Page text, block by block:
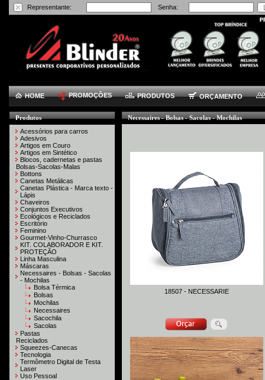
Representante: Senha:
HOME PROMOÇÕES PRODUTOS ORÇAMENTO
Produtos
Acessórios para carros
Adesivos
Artigos em Couro
Artigos em Sintético
Blocos, cadernetas e pastas
Bolsas-Sacolas-Malas
Bottons
Canetas Metálicas
Canetas Plástica - Marca texto -
Lápis
Chaveiros
Conjuntos Executivos
Ecológicos e Reciclados
Escritório
Feminino
Gourmet-Vinho-Churrasco
KIT. COLABORADOR E KIT.
PROTEÇÃO
Linha Masculina
Máscaras
Necessaires - Bolsas - Sacolas
- Mochilas
Bolsa Térmica
Bolsas
Mochilas
Necessaires
Sacochila
Sacolas
Pastas
Reciclados
Squeezes-Canecas
Tecnologia
Termômetro Digital de Testa
Laser
Uso Pessoal
Necessaires - Bolsas - Sacolas - Mochilas
18507 - NECESSARIE